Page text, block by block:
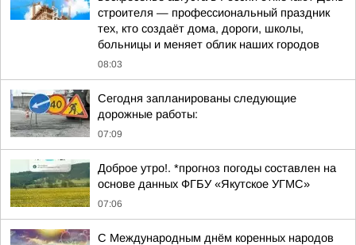
строителя — профессиональный праздник
тех, кто создаёт дома, дороги, школы,
больницы и меняет облик наших городов
08:03
Сегодня запланированы следующие
дорожные работы:
07:09
Доброе утро!. *прогноз погоды составлен на
основе данных ФГБУ «Якутское УГМС»
07:06
С Международным днём коренных народов